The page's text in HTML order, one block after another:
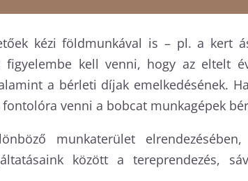
kézi földmunkával is – pl. a kert
kell venni, hogy az eltelt
a bérleti díjak emelkedésének.
venni a bobcat munkagépek
munkaterület elrendezésében,
között a tereprendezés,